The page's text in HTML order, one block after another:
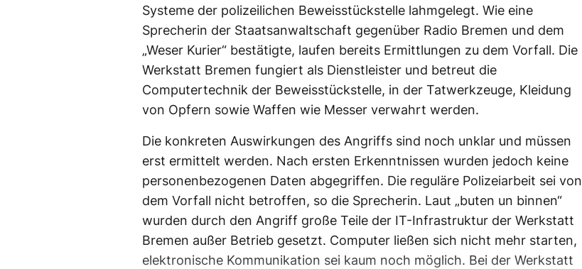
Systeme der polizeilichen Beweisstückstelle lahmgelegt. Wie eine
Sprecherin der Staatsanwaltschaft gegenüber Radio Bremen und dem
„Weser Kurier“ bestätigte, laufen bereits Ermittlungen zu dem Vorfall. Die
Werkstatt Bremen fungiert als Dienstleister und betreut die
Computertechnik der Beweisstückstelle, in der Tatwerkzeuge, Kleidung
von Opfern sowie Waffen wie Messer verwahrt werden.
Die konkreten Auswirkungen des Angriffs sind noch unklar und müssen
erst ermittelt werden. Nach ersten Erkenntnissen wurden jedoch keine
personenbezogenen Daten abgegriffen. Die reguläre Polizeiarbeit sei von
dem Vorfall nicht betroffen, so die Sprecherin. Laut „buten un binnen“
wurden durch den Angriff große Teile der IT-Infrastruktur der Werkstatt
Bremen außer Betrieb gesetzt. Computer ließen sich nicht mehr starten,
elektronische Kommunikation sei kaum noch möglich. Bei der Werkstatt